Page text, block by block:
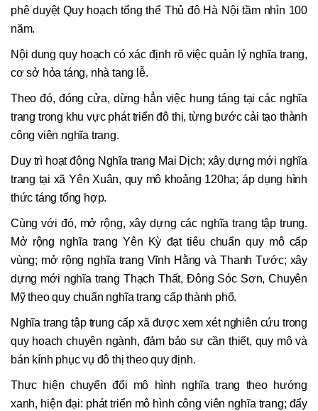
phê duyệt Quy hoạch tổng thể Thủ đô Hà Nội tầm nhìn 100
năm.
Nội dung quy hoạch có xác định rõ việc quản lý nghĩa trang,
cơ sở hỏa táng, nhà tang lễ.
Theo đó, đóng cửa, dừng hẳn việc hung táng tại các nghĩa
trang trong khu vực phát triển đô thị, từng bước cải tạo thành
công viên nghĩa trang.
Duy trì hoạt động Nghĩa trang Mai Dịch; xây dựng mới nghĩa
trang tại xã Yên Xuân, quy mô khoảng 120ha; áp dụng hình
thức táng tổng hợp.
Cùng với đó, mở rộng, xây dựng các nghĩa trang tập trung.
Mở rộng nghĩa trang Yên Kỳ đạt tiêu chuẩn quy mô cấp
vùng; mở rộng nghĩa trang Vĩnh Hằng và Thanh Tước; xây
dựng mới nghĩa trang Thạch Thất, Đông Sóc Sơn, Chuyên
Mỹ theo quy chuẩn nghĩa trang cấp thành phố.
Nghĩa trang tập trung cấp xã được xem xét nghiên cứu trong
quy hoạch chuyên ngành, đảm bảo sự cần thiết, quy mô và
bán kính phục vụ đô thị theo quy định.
Thực hiện chuyển đổi mô hình nghĩa trang theo hướng
xanh, hiện đại: phát triển mô hình công viên nghĩa trang; đẩy